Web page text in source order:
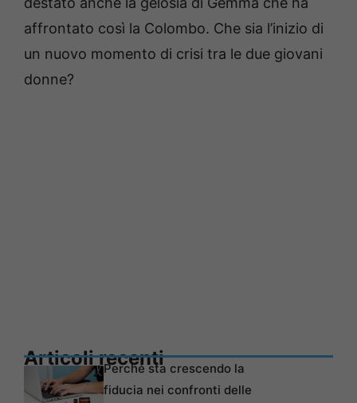
affrontato così la Colombo. Che sia l’inizio di
un nuovo momento di crisi tra le due giovani
donne?
Articoli recentiPerché sta crescendo la
fiducia nei confronti delle